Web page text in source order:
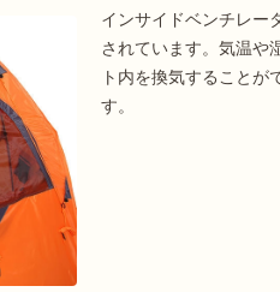
インサイドベンチレー
されています。気温や
ト内を換気することが
す。